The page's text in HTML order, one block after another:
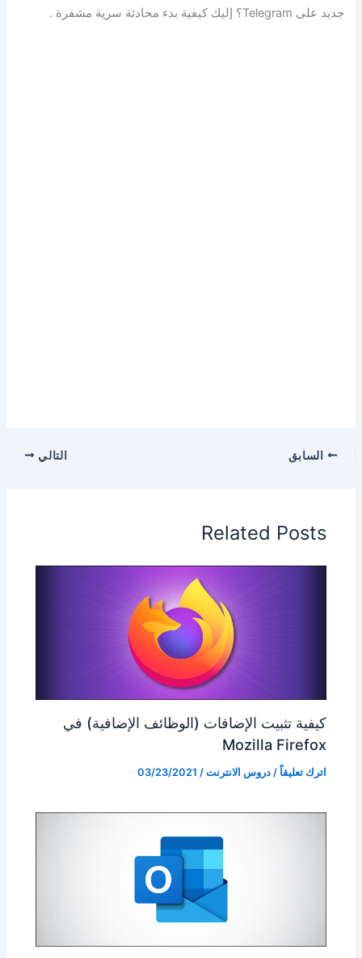
جديد على Telegram؟ إليك كيفية بدء محادثة سرية مشفرة .
السابق التالي
Related Posts
كيفية تثبيت الإضافات (الوظائف الإضافية) في
Mozilla Firefox
اترك تعليقاً /دروس الانترنت /
03/23/2021